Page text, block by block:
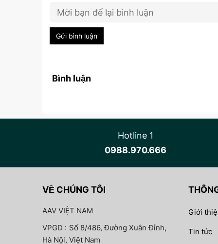
Gửi bình luận
Bình luận
Hotline 1
0988.970.666
VỀ CHÚNG TÔI
AAV VIỆT NAM
VPGD : Số 8/486, Đường Xuân Đỉnh,
Hà Nội, Việt Nam
Giới
Tin tức